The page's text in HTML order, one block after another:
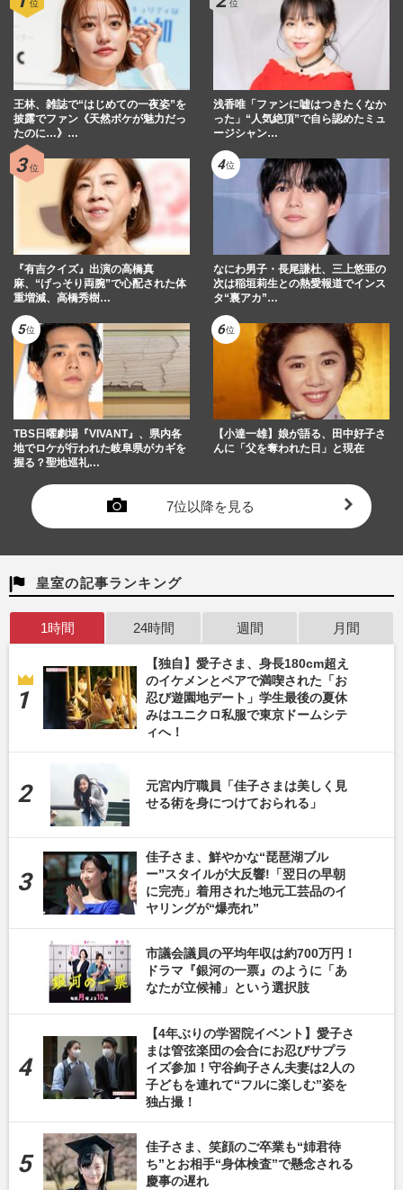
王林、雑誌で“はじめての一夜姿”を
披露でファン《天然ボケが魅力だっ
たのに…》…
浅香唯「ファンに嘘はつきたくなか
った」“人気絶頂”で自ら認めたミュ
ージシャン…
『有吉クイズ』出演の高橋真
麻、“げっそり両腕”で心配された体
重増減、高橋秀樹…
なにわ男子・長尾謙杜、三上悠亜の
次は稲垣莉生との熱愛報道でインス
タ“裏アカ”…
TBS日曜劇場『VIVANT』、県内各
地でロケが行われた岐阜県がカギを
握る？聖地巡礼…
【小達一雄】娘が語る、田中好子さ
んに「父を奪われた日」と現在
7位以降を見る
皇室の記事ランキング
1時間 24時間 週間 月間
【独自】愛子さま、身長180cm超え
のイケメンとペアで満喫された「お
忍び遊園地デート」学生最後の夏休
みはユニクロ私服で東京ドームシテ
ィへ！
元宮内庁職員「佳子さまは美しく見
せる術を身につけておられる」
佳子さま、鮮やかな“琵琶湖ブル
ー”スタイルが大反響!「翌日の早朝
に完売」着用された地元工芸品のイ
ヤリングが“爆売れ”
市議会議員の平均年収は約700万円！
ドラマ『銀河の一票』のように「あ
なたが立候補」という選択肢
【4年ぶりの学習院イベント】愛子さ
まは管弦楽団の会合にお忍びサプラ
イズ参加！守谷絢子さん夫妻は2人の
子どもを連れて“フルに楽しむ”姿を
独占撮！
佳子さま、笑顔のご卒業も“姉君待
ち”とお相手“身体検査”で懸念される
慶事の遅れ